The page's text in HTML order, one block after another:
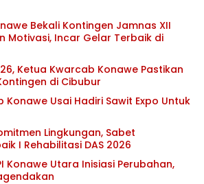
Bekali Kontingen Jamnas XII
Motivasi, Incar Gelar Terbaik di
Ketua Kwarcab Konawe Pastikan
di Cibubur
Konawe Usai Hadiri Sawit Expo Untuk
Lingkungan, Sabet
I Rehabilitasi DAS 2026
Konawe Utara Inisiasi Perubahan,